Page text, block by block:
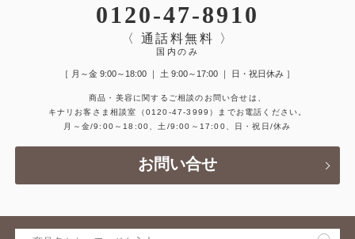
0120-47-8910
〈 通話料無料 〉
国内のみ
［ 月～金 9:00～18:00 ｜ 土 9:00～17:00 ｜ 日・祝日休み ］
商品・美容に関するご相談のお問い合せは、
キナリお客さま相談室
（0120-47-3999）
までお電話ください。
月～金/9:00～18:00、土/9:00～17:00、日・祝日/休み
お問い合せ